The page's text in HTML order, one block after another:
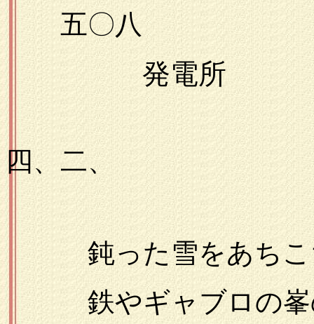
五〇八
発電所
一九
四、二、
鈍った雪をあちこ
鉄やギャブロの峯